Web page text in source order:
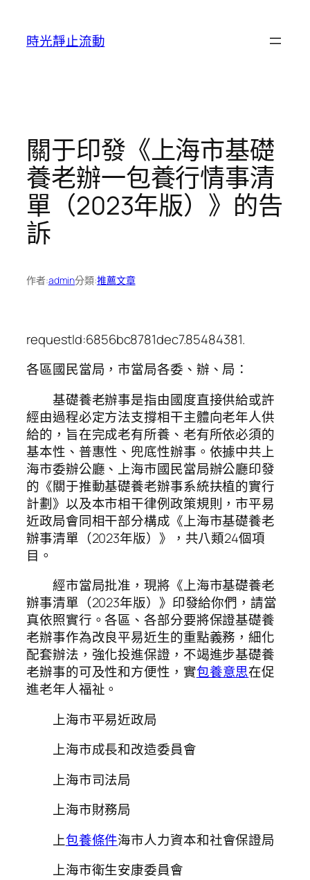
時光靜止流動
關于印發《上海市基礎
養老辦一包養行情事清
單（2023年版）》的告
訴
作者:admin分類:推薦文章
requestId:6856bc8781dec7.85484381.
各區國民當局，市當局各委、辦、局：
基礎養老辦事是指由國度直接供給或許
經由過程必定方法支撐相干主體向老年人供
給的，旨在完成老有所養、老有所依必須的
基本性、普惠性、兜底性辦事。依據中共上
海市委辦公廳、上海市國民當局辦公廳印發
的《關于推動基礎養老辦事系統扶植的實行
計劃》以及本市相干律例政策規則，市平易
近政局會同相干部分構成《上海市基礎養老
辦事清單（2023年版）》，共八類24個項
目。
經市當局批准，現將《上海市基礎養老
辦事清單（2023年版）》印發給你們，請當
真依照實行。各區、各部分要將保證基礎養
老辦事作為改良平易近生的重點義務，細化
配套辦法，強化投進保證，不竭進步基礎養
老辦事的可及性和方便性，實包養意思在促
進老年人福祉。
上海市平易近政局
上海市成長和改造委員會
上海市司法局
上海市財務局
上包養條件海市人力資本和社會保證局
上海市衛生安康委員會